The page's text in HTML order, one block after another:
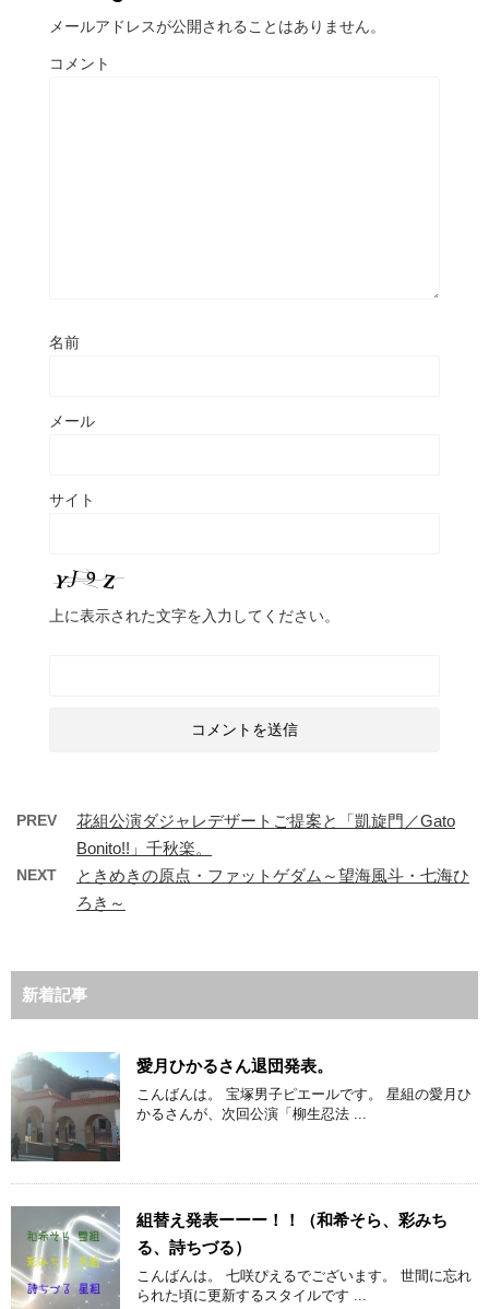
メールアドレスが公開されることはありません。
コメント
名前
メール
サイト
上に表示された文字を入力してください。
PREV
花組公演ダジャレデザートご提案と「凱旋門／Gato
Bonito!!」千秋楽。
NEXT
ときめきの原点・ファットゲダム～望海風斗・七海ひ
ろき～
新着記事
愛月ひかるさん退団発表。
こんばんは。 宝塚男子ピエールです。 星組の愛月ひ
かるさんが、次回公演「柳生忍法 ...
組替え発表ーーー！！（和希そら、彩みち
る、詩ちづる）
こんばんは。 七咲ぴえるでございます。 世間に忘れ
られた頃に更新するスタイルです ...